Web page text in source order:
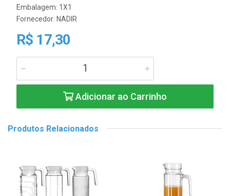
Embalagem: 1X1
Fornecedor: NADIR
R$ 17,30
Adicionar ao Carrinho
Produtos Relacionados